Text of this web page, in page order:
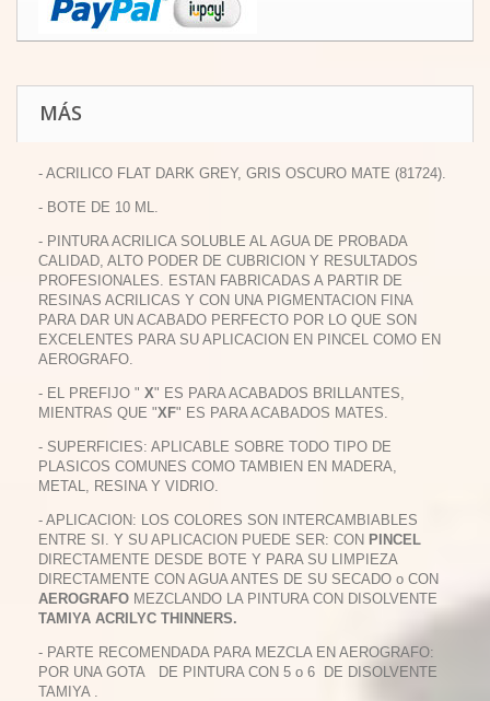
MÁS
- ACRILICO FLAT DARK GREY, GRIS OSCURO MATE (81724).
- BOTE DE 10 ML.
- PINTURA ACRILICA SOLUBLE AL AGUA DE PROBADA
CALIDAD, ALTO PODER DE CUBRICION Y RESULTADOS
PROFESIONALES. ESTAN FABRICADAS A PARTIR DE
RESINAS ACRILICAS Y CON UNA PIGMENTACION FINA
PARA DAR UN ACABADO PERFECTO POR LO QUE SON
EXCELENTES PARA SU APLICACION EN PINCEL COMO EN
AEROGRAFO.
- EL PREFIJO " X" ES PARA ACABADOS BRILLANTES,
MIENTRAS QUE "XF" ES PARA ACABADOS MATES.
- SUPERFICIES: APLICABLE SOBRE TODO TIPO DE
PLASICOS COMUNES COMO TAMBIEN EN MADERA,
METAL, RESINA Y VIDRIO.
- APLICACION: LOS COLORES SON INTERCAMBIABLES
ENTRE SI. Y SU APLICACION PUEDE SER: CON PINCEL
DIRECTAMENTE DESDE BOTE Y PARA SU LIMPIEZA
DIRECTAMENTE CON AGUA ANTES DE SU SECADO o CON
AEROGRAFO MEZCLANDO LA PINTURA CON DISOLVENTE
TAMIYA ACRILYC THINNERS.
- PARTE RECOMENDADA PARA MEZCLA EN AEROGRAFO:
POR UNA GOTA DE PINTURA CON 5 o 6 DE DISOLVENTE
TAMIYA .